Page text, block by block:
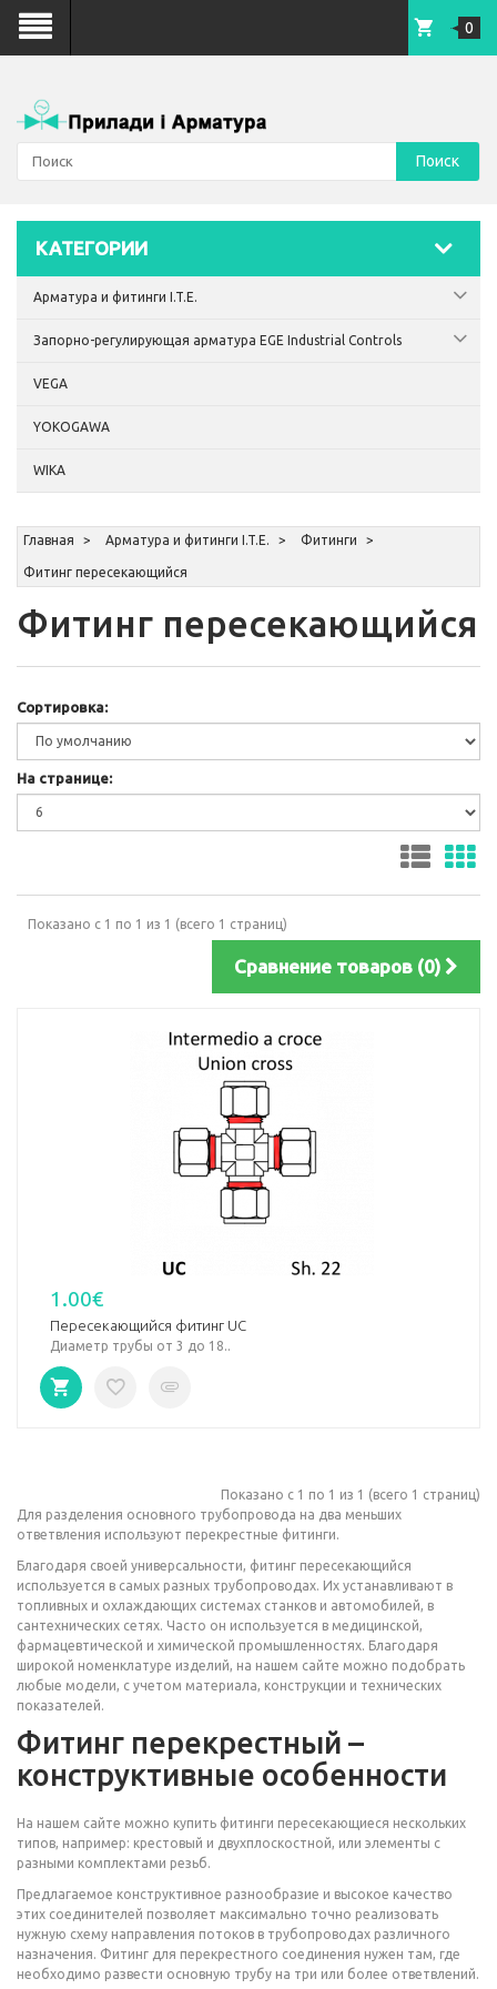
Поиск
0
КАТЕГОРИИ
Арматура и фитинги I.T.E.
Запорно-регулирующая арматура EGE Industrial Controls
VEGA
YOKOGAWA
WIKA
Главная Арматура и фитинги I.T.E. Фитинги
Фитинг пересекающийся
Фитинг пересекающийся
Сортировка:
На странице:
Показано с 1 по 1 из 1 (всего 1 страниц)
Сравнение товаров (0)
1.00€
Пересекающийся фитинг UC
Диаметр трубы от 3 до 18..
Показано с 1 по 1 из 1 (всего 1 страниц)
Для разделения основного трубопровода на два меньших
ответвления используют перекрестные фитинги.
Благодаря своей универсальности, фитинг пересекающийся
используется в самых разных трубопроводах. Их устанавливают в
топливных и охлаждающих системах станков и автомобилей, в
сантехнических сетях. Часто он используется в медицинской,
фармацевтической и химической промышленностях. Благодаря
широкой номенклатуре изделий, на нашем сайте можно подобрать
любые модели, с учетом материала, конструкции и технических
показателей.
Фитинг перекрестный –
конструктивные особенности
На нашем сайте можно купить фитинги пересекающиеся нескольких
типов, например: крестовый и двухплоскостной, или элементы с
разными комплектами резьб.
Предлагаемое конструктивное разнообразие и высокое качество
этих соединителей позволяет максимально точно реализовать
нужную схему направления потоков в трубопроводах различного
назначения. Фитинг для перекрестного соединения нужен там, где
необходимо развести основную трубу на три или более ответвлений.